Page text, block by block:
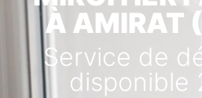
À AMIRAT
Service de
disponible